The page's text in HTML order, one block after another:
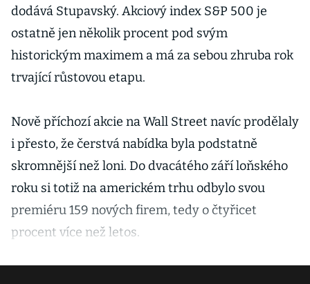
dodává Stupavský. Akciový index S&P 500 je
ostatně jen několik procent pod svým
historickým maximem a má za sebou zhruba rok
trvající růstovou etapu.
Nově příchozí akcie na Wall Street navíc prodělaly
i přesto, že čerstvá nabídka byla podstatně
skromnější než loni. Do dvacátého září loňského
roku si totiž na americkém trhu odbylo svou
premiéru 159 nových firem, tedy o čtyřicet
procent více než letos.